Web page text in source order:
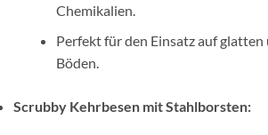
Chemikalien.
Perfekt für den Einsatz auf glatten
Böden.
Scrubby Kehrbesen mit Stahlborsten: